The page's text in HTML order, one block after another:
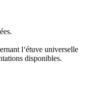
l‘étuve universelle
disponibles.